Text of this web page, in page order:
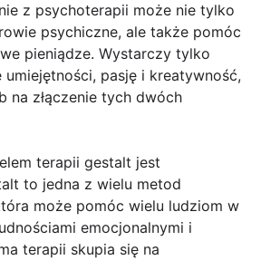
z psychoterapii może nie tylko
psychiczne, ale także pomóc
pieniądze. Wystarczy tylko
pasję i kreatywność,
na złączenie tych dwóch
terapii gestalt jest
to jedna z wielu metod
może pomóc wielu ludziom w
emocjonalnymi i
terapii skupia się na